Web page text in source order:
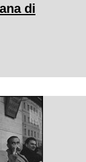
di